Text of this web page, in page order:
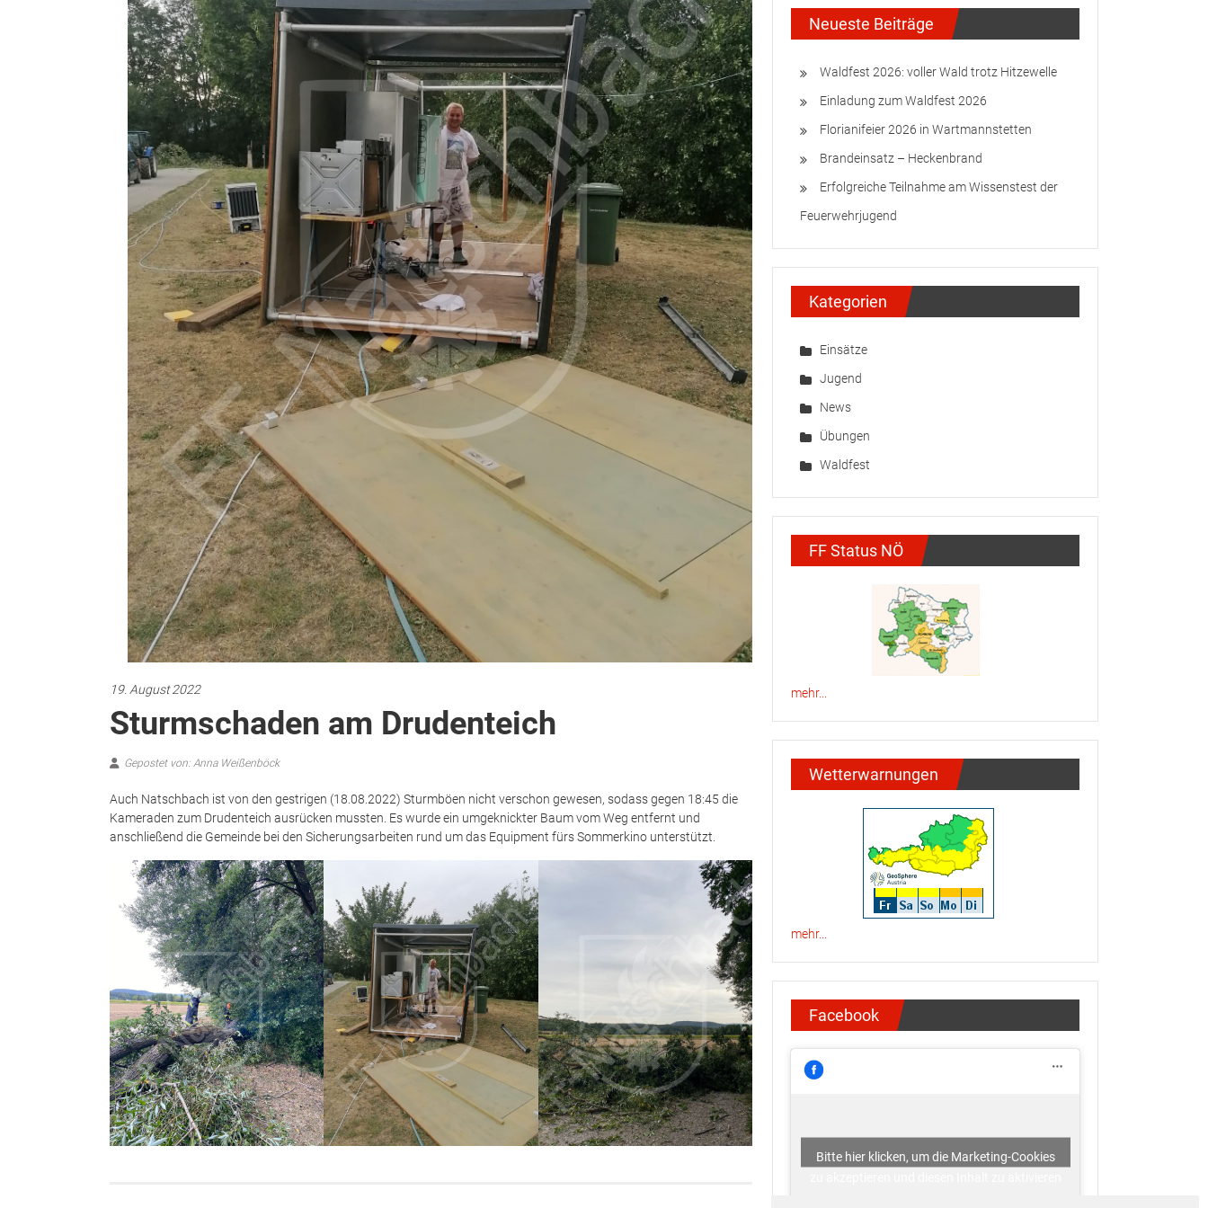
19. August 2022
Sturmschaden am Drudenteich
Gepostet von: Anna Weißenböck
Auch Natschbach ist von den gestrigen (18.08.2022) Sturmböen nicht verschon gewesen, sodass gegen 18:45 die
Kameraden zum Drudenteich ausrücken mussten. Es wurde ein umgeknickter Baum vom Weg entfernt und
anschließend die Gemeinde bei den Sicherungsarbeiten rund um das Equipment fürs Sommerkino unterstützt.
Neueste Beiträge
Waldfest 2026: voller Wald trotz Hitzewelle
Einladung zum Waldfest 2026
Florianifeier 2026 in Wartmannstetten
Brandeinsatz – Heckenbrand
Erfolgreiche Teilnahme am Wissenstest der
Feuerwehrjugend
Kategorien
Einsätze
Jugend
News
Übungen
Waldfest
FF Status NÖ
mehr...
Wetterwarnungen
mehr...
Facebook
Bitte hier klicken, um die Marketing-Cookies